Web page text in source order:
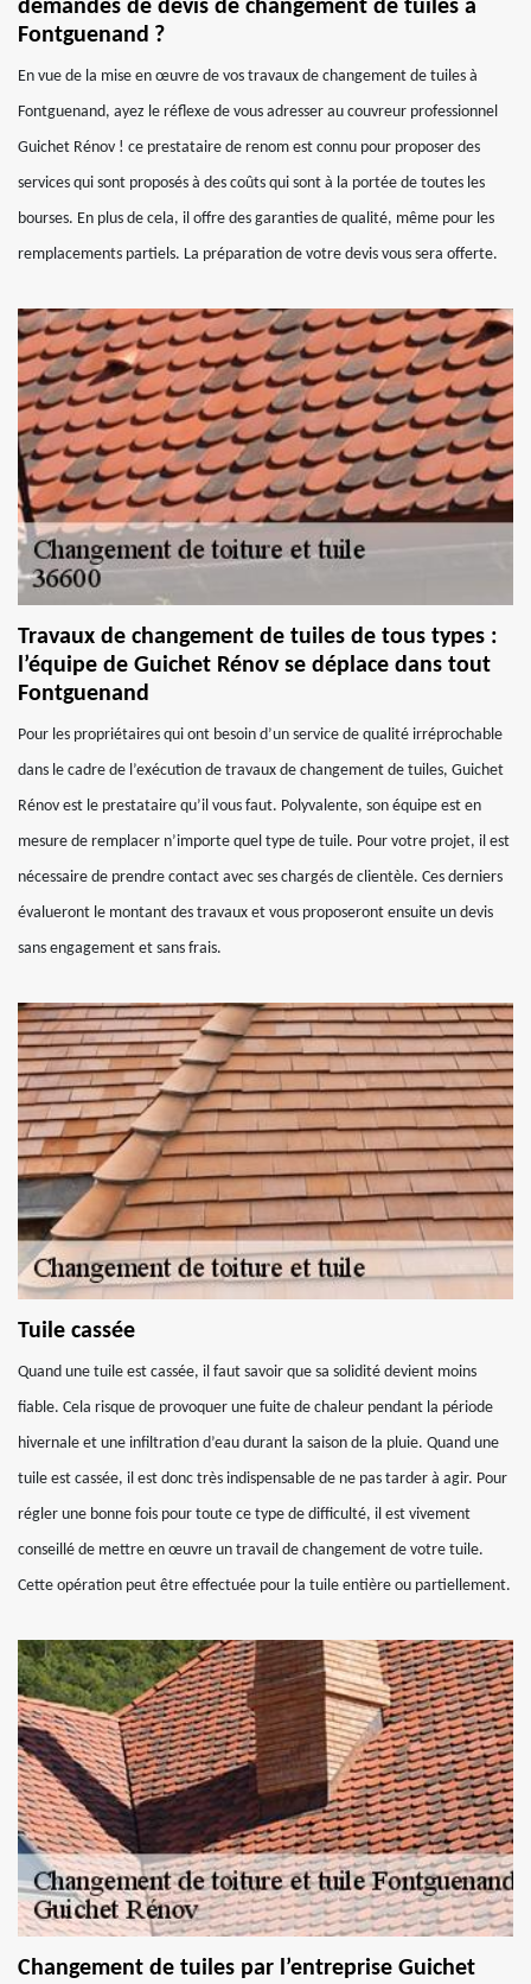
demandes de devis de changement de tuiles à
Fontguenand ?
En vue de la mise en œuvre de vos travaux de changement de tuiles à
Fontguenand, ayez le réflexe de vous adresser au couvreur professionnel
Guichet Rénov ! ce prestataire de renom est connu pour proposer des
services qui sont proposés à des coûts qui sont à la portée de toutes les
bourses. En plus de cela, il offre des garanties de qualité, même pour les
remplacements partiels. La préparation de votre devis vous sera offerte.
Travaux de changement de tuiles de tous types :
l’équipe de Guichet Rénov se déplace dans tout
Fontguenand
Pour les propriétaires qui ont besoin d’un service de qualité irréprochable
dans le cadre de l’exécution de travaux de changement de tuiles, Guichet
Rénov est le prestataire qu’il vous faut. Polyvalente, son équipe est en
mesure de remplacer n’importe quel type de tuile. Pour votre projet, il est
nécessaire de prendre contact avec ses chargés de clientèle. Ces derniers
évalueront le montant des travaux et vous proposeront ensuite un devis
sans engagement et sans frais.
Tuile cassée
Quand une tuile est cassée, il faut savoir que sa solidité devient moins
fiable. Cela risque de provoquer une fuite de chaleur pendant la période
hivernale et une infiltration d’eau durant la saison de la pluie. Quand une
tuile est cassée, il est donc très indispensable de ne pas tarder à agir. Pour
régler une bonne fois pour toute ce type de difficulté, il est vivement
conseillé de mettre en œuvre un travail de changement de votre tuile.
Cette opération peut être effectuée pour la tuile entière ou partiellement.
Changement de tuiles par l’entreprise Guichet